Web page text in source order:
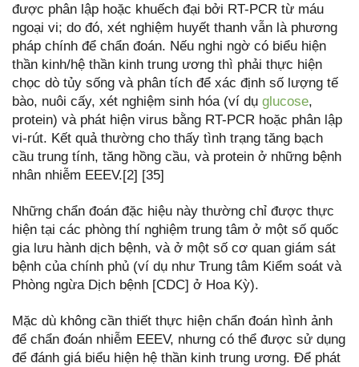
được phân lập hoặc khuếch đại bởi RT-PCR từ máu
ngoại vi; do đó, xét nghiệm huyết thanh vẫn là phương
pháp chính để chẩn đoán. Nếu nghi ngờ có biểu hiện
thần kinh/hệ thần kinh trung ương thì phải thực hiện
chọc dò tủy sống và phân tích để xác định số lượng tế
bào, nuôi cấy, xét nghiệm sinh hóa (ví dụ glucose,
protein) và phát hiện virus bằng RT-PCR hoặc phân lập
vi-rút. Kết quả thường cho thấy tình trạng tăng bạch
cầu trung tính, tăng hồng cầu, và protein ở những bệnh
nhân nhiễm EEEV.[2] [35]
Những chẩn đoán đặc hiệu này thường chỉ được thực
hiện tại các phòng thí nghiệm trung tâm ở một số quốc
gia lưu hành dịch bệnh, và ở một số cơ quan giám sát
bệnh của chính phủ (ví dụ như Trung tâm Kiểm soát và
Phòng ngừa Dịch bệnh [CDC] ở Hoa Kỳ).
Mặc dù không cần thiết thực hiện chẩn đoán hình ảnh
để chẩn đoán nhiễm EEEV, nhưng có thể được sử dụng
để đánh giá biểu hiện hệ thần kinh trung ương. Để phát